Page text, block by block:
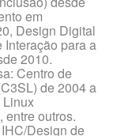
em
Design Digital
para a
2010.
Centro de
de 2004 a
Linux
entre outros.
Design de